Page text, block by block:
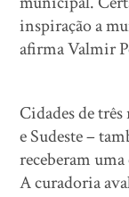
inspiração a
afirma Valmir
Cidades de
e Sudeste –
receberam
A curadoria